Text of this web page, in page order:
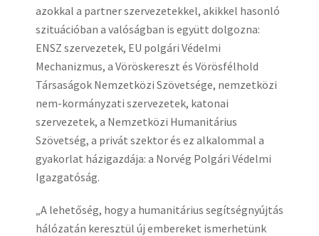
azokkal a partner szervezetekkel, akikkel hasonló
szituációban a valóságban is együtt dolgozna:
ENSZ szervezetek, EU polgári Védelmi
Mechanizmus, a Vöröskereszt és Vörösfélhold
Társaságok Nemzetközi Szövetsége, nemzetközi
nem-kormányzati szervezetek, katonai
szervezetek, a Nemzetközi Humanitárius
Szövetség, a privát szektor és ez alkalommal a
gyakorlat házigazdája: a Norvég Polgári Védelmi
Igazgatóság.
„A lehetőség, hogy a humanitárius segítségnyújtás
hálózatán keresztül új embereket ismerhetünk